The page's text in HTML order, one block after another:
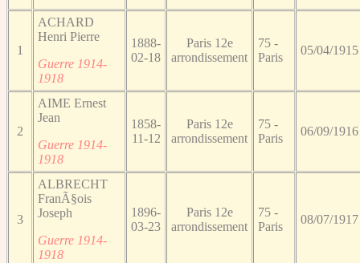
1
ACHARD
Henri Pierre
Guerre 1914-
1918
1888-
02-18
Paris 12e
arrondissement
75 -
Paris
05/04/1915
2
AIME Ernest
Jean
Guerre 1914-
1918
1858-
11-12
Paris 12e
arrondissement
75 -
Paris
06/09/1916
3
ALBRECHT
FranÃ§ois
Joseph
Guerre 1914-
1918
1896-
03-23
Paris 12e
arrondissement
75 -
Paris
08/07/1917